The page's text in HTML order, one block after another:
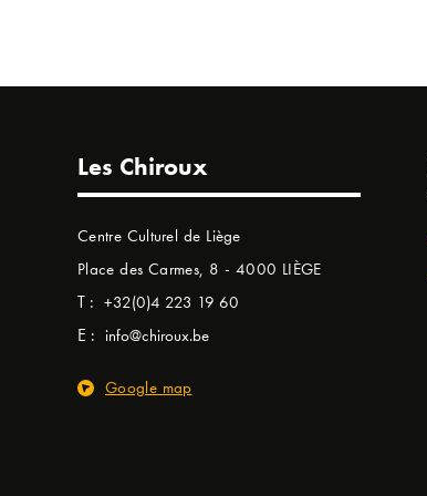
Les Chiroux
Centre Culturel de Liège
Place des Carmes, 8 - 4000 LIÈGE
T : +32(0)4 223 19 60
E : info@chiroux.be
Google map